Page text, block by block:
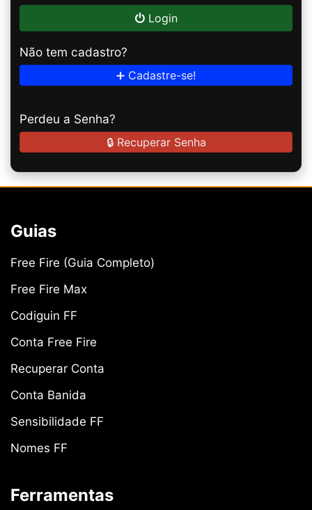
Login
Não tem cadastro?
➕ Cadastre-se!
Perdeu a Senha?
🔒 Recuperar Senha
Guias
Free Fire (Guia Completo)
Free Fire Max
Codiguin FF
Conta Free Fire
Recuperar Conta
Conta Banida
Sensibilidade FF
Nomes FF
Ferramentas